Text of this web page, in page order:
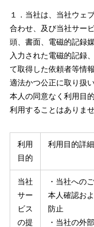
１．当社は、当社ウェ
合わせ、及び当社サー
頭、書面、電磁的記録
入力された電磁的記録
て取得した依頼者等情
適法かつ公正に取り扱
本人の同意なく利用目
利用することはありませ
利用
目的
利用目的詳細
当社
サー
ビス
の提
・当社への
本人確認お
防止
・当社の外